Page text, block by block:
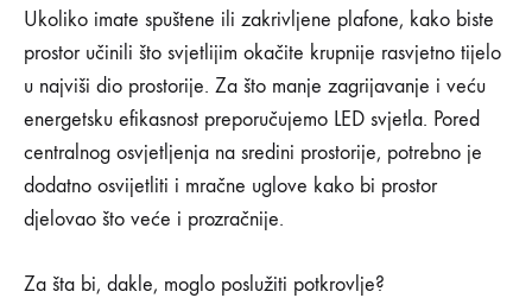
22/04/2020
0
NEMA
NA
ŽELJEĆETE
NIKADA
IZ
Ukoliko imate spuštene ili zakrivljene plafone, kako biste
prostor učinili što svjetlijim okačite krupnije rasvjetno tijelo
u najviši dio prostorije. Za što manje zagrijavanje i veću
energetsku efikasnost preporučujemo LED svjetla. Pored
centralnog osvjetljenja na sredini prostorije, potrebno je
dodatno osvijetliti i mračne uglove kako bi prostor
djelovao što veće i prozračnije.
Za šta bi, dakle, moglo poslužiti potkrovlje?